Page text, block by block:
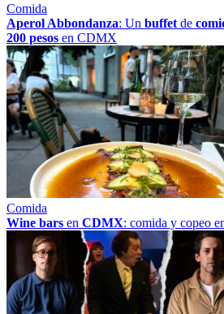
Comida
Aperol Abbondanza: Un buffet de
200 pesos en CDMX
Comida
Wine bars en CDMX: comida y copeo